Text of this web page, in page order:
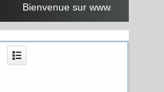
Bienvenue sur